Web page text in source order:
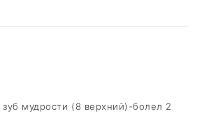
зуб мудрости (8 верхний)-болел 2